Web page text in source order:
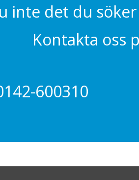
inte det du
Kontakta oss
600310